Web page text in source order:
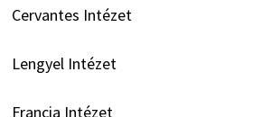
Cervantes Intézet
Lengyel Intézet
Francia Intézet